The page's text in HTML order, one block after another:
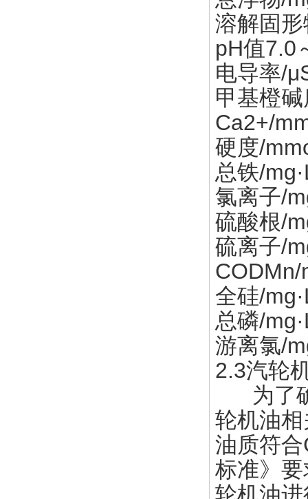
溶解固
pH值7.0
电导率/
甲基橙
Ca2+/
硬度/
总铁/
氯离子/
硫酸根/
硫离子/
CODMn/
全硅/
总磷/
游离氯/
2.3汽轮
为了确
轮机油
油质符
标准》